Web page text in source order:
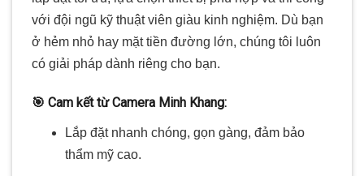
với đội ngũ kỹ thuật viên giàu kinh nghiệm. Dù bạn
ở hẻm nhỏ hay mặt tiền đường lớn, chúng tôi luôn
có giải pháp dành riêng cho bạn.
🎯 Cam kết từ Camera Minh Khang:
Lắp đặt nhanh chóng, gọn gàng, đảm bảo
thẩm mỹ cao.